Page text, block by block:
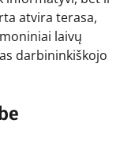
atvira terasa,
laivų
darbininkiškojo